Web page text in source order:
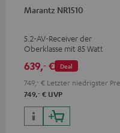
Marantz NR1510
5.2-AV-Receiver der
Oberklasse mit 85 Watt
Ausgangsleistung pro Kanal
Deal
639,‐ €
749, ‐ € Letzter niedrigster
749,‐ € UVP